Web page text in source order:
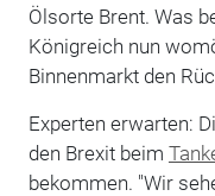
Ölsorte Brent. Was
Königreich nun
Binnenmarkt den
Experten erwarten:
den Brexit beim
bekommen. "Wir